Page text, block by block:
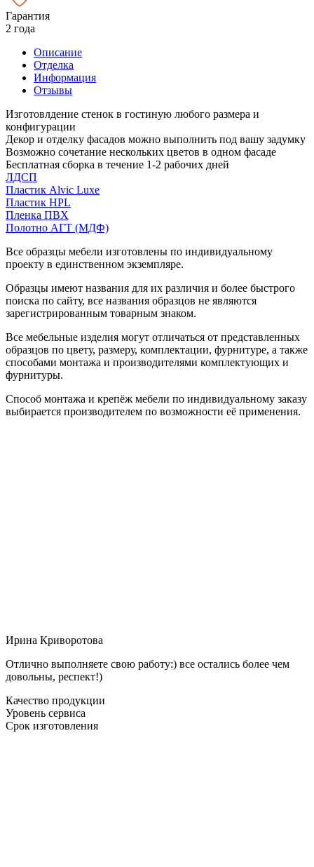
Гарантия
2 года
Описание
Отделка
Информация
Отзывы
Изготовлдение стенок в гостиную любого размера и
конфигурации
Декор и отделку фасадов можно выполнить под вашу задумку
Возможно сочетание нескольких цветов в одном фасаде
Бесплатная сборка в течение 1-2 рабочих дней
ЛДСП
Пластик Alvic Luxe
Пластик HPL
Пленка ПВХ
Полотно АГТ (МДФ)
Все образцы мебели изготовлены по индивидуальному
проекту в единственном экземпляре.
Образцы имеют названия для их различия и более быстрого
поиска по сайту, все названия образцов не являются
зарегистрированным товарным знаком.
Все мебельные изделия могут отличаться от представленных
образцов по цвету, размеру, комплектации, фурнитуре, а также
способами монтажа и производителями комплектующих и
фурнитуры.
Способ монтажа и крепёж мебели по индивидуальному заказу
выбирается производителем по возможности её применения.
Ирина Криворотова
Отлично выполняете свою работу:) все остались более чем
довольны, респект!)
Качество продукции
Уровень сервиса
Срок изготовления